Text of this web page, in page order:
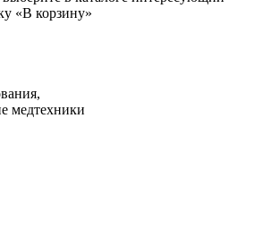
«В корзину»
медтехники